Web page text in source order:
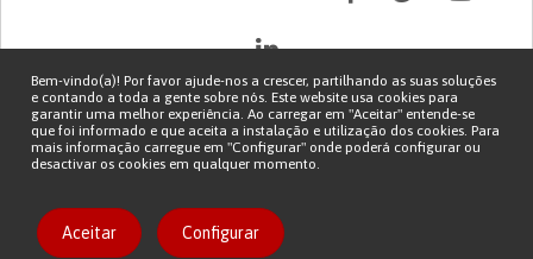
Copyright © 2026 Patient Innovation.
Bem-vindo(a)! Por favor ajude-nos a crescer, partilhando as suas soluções
e contando a toda a gente sobre nós. Este website usa cookies para
garantir uma melhor experiência. Ao carregar em "Aceitar" entende-se
que foi informado e que aceita a instalação e utilização dos cookies. Para
mais informação carregue em "Configurar" onde poderá configurar ou
desactivar os cookies em qualquer momento.
Aceitar Configurar